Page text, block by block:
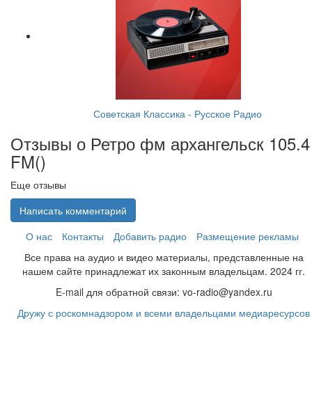
Советская Классика - Русское Радио
Отзывы о Ретро фм архангельск 105.4
FM()
Еще отзывы
Написать комментарий
О нас
Контакты Добавить радио
Размещение рекламы
Все права на аудио и видео материалы, представленные на
нашем сайте принадлежат их законным владельцам. 2024 гг.
E-mail для обратной связи: vo-radio@yandex.ru
Дружу с роскомнадзором и всеми владельцами медиаресурсов